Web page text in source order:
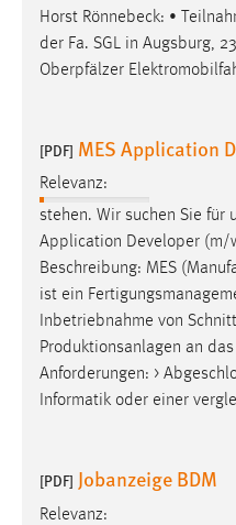
Horst Rönnebeck: •
der Fa. SGL in Augsburg,
Oberpfälzer
[PDF] MES Application
Relevanz:
stehen. Wir suchen Sie für
Application Developer (m/
Beschreibung: MES
ist ein
Inbetriebnahme von
Produktionsanlagen an das
Anforderungen: >
Informatik oder einer
[PDF] Jobanzeige BDM
Relevanz: